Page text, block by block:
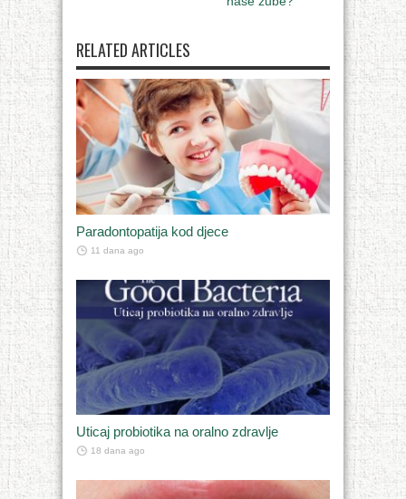
RELATED ARTICLES
Paradontopatija kod djece
11 dana ago
Uticaj probiotika na oralno zdravlje
18 dana ago